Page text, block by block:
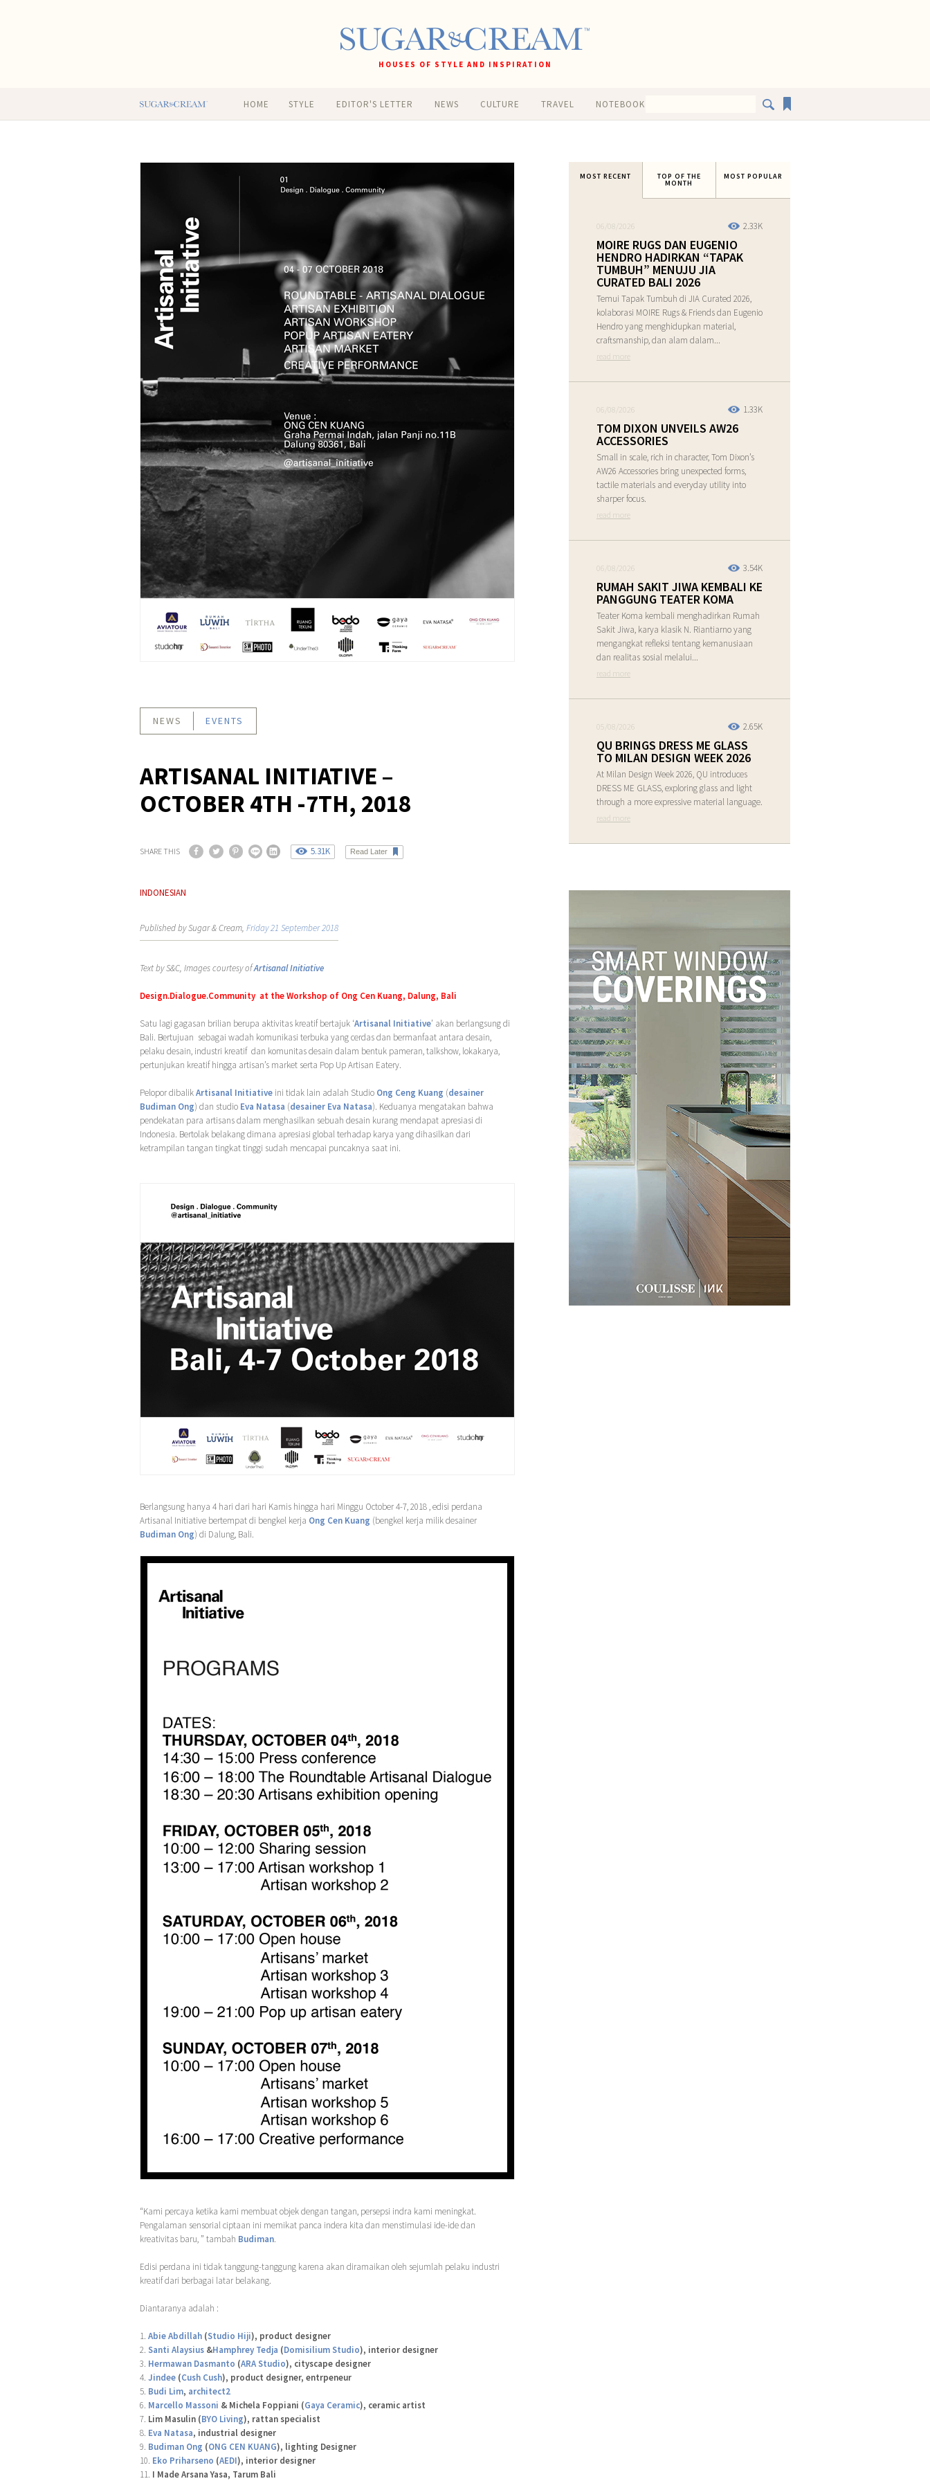
HOUSES OF STYLE AND INSPIRATION
HOME STYLE EDITOR'S LETTER NEWS CULTURE TRAVEL NOTEBOOK
NEWS EVENTS
ARTISANAL INITIATIVE –
OCTOBER 4TH -7TH, 2018
SHARE THIS 5.31K Read Later
INDONESIAN
Published by Sugar & Cream, Friday 21 September 2018
Text by S&C, Images courtesy ofArtisanal Initiative
Design.Dialogue.Community at the Workshop of Ong Cen Kuang, Dalung, Bali
Satu lagi gagasan brilian berupa aktivitas kreatif bertajuk ‘Artisanal Initiative’ akan berlangsung di
Bali. Bertujuan sebagai wadah komunikasi terbuka yang cerdas dan bermanfaat antara desain,
pelaku desain, industri kreatif dan komunitas desain dalam bentuk pameran, talkshow, lokakarya,
pertunjukan kreatif hingga artisan’s market serta Pop Up Artisan Eatery.
Pelopor dibalikArtisanal Initiative ini tidak lain adalah Studio Ong Ceng Kuang (desainer
Budiman Ong) dan studio Eva Natasa (desainer Eva Natasa). Keduanya mengatakan bahwa
pendekatan para artisans dalam menghasilkan sebuah desain kurang mendapat apresiasi di
Indonesia. Bertolak belakang dimana apresiasi global terhadap karya yang dihasilkan dari
ketrampilan tangan tingkat tinggi sudah mencapai puncaknya saat ini.
Berlangsung hanya 4 hari dari hari Kamis hingga hari Minggu October 4-7, 2018 , edisi perdana
Artisanal Initiative bertempat di bengkel kerja Ong Cen Kuang (bengkel kerja milik desainer
Budiman Ong) di Dalung, Bali.
“Kami percaya ketika kami membuat objek dengan tangan, persepsi indra kami meningkat.
Pengalaman sensorial ciptaan ini memikat panca indera kita dan menstimulasi ide-ide dan
kreativitas baru, ” tambah Budiman.
Edisi perdana ini tidak tanggung-tanggung karena akan diramaikan oleh sejumlah pelaku industri
kreatif dari berbagai latar belakang.
Diantaranya adalah :
1. Abie Abdillah (Studio Hiji), product designer
2. Santi Alaysius &Hamphrey Tedja (Domisilium Studio), interior designer
3. Hermawan Dasmanto (ARA Studio), cityscape designer
4. Jindee (Cush Cush), product designer, entrpeneur
5. Budi Lim, architect2
6. Marcello Massoni & Michela Foppiani (Gaya Ceramic), ceramic artist
7. Lim Masulin (BYO Living), rattan specialist
8. Eva Natasa, industrial designer
9. Budiman Ong (ONG CEN KUANG), lighting Designer
10. Eko Priharseno (AEDI), interior designer
11. I Made Arsana Yasa, Tarum Bali
MOST RECENT TOP OF THE
MONTH
MOST POPULAR
2.33K
06/08/2026
MOIRE RUGS DAN EUGENIO
HENDRO HADIRKAN “TAPAK
TUMBUH” MENUJU JIA
CURATED BALI 2026
Temui Tapak Tumbuh di JIA Curated 2026,
kolaborasi MOIRE Rugs & Friends dan Eugenio
Hendro yang menghidupkan material,
craftsmanship, dan alam dalam...
read more
1.33K
06/08/2026
TOM DIXON UNVEILS AW26
ACCESSORIES
Small in scale, rich in character, Tom Dixon’s
AW26 Accessories bring unexpected forms,
tactile materials and everyday utility into
sharper focus.
read more
3.54K
06/08/2026
RUMAH SAKIT JIWA KEMBALI KE
PANGGUNG TEATER KOMA
Teater Koma kembali menghadirkan Rumah
Sakit Jiwa, karya klasik N. Riantiarno yang
mengangkat refleksi tentang kemanusiaan
dan realitas sosial melalui...
read more
2.65K
05/08/2026
QU BRINGS DRESS ME GLASS
TO MILAN DESIGN WEEK 2026
At Milan Design Week 2026, QU introduces
DRESS ME GLASS, exploring glass and light
through a more expressive material language.
read more